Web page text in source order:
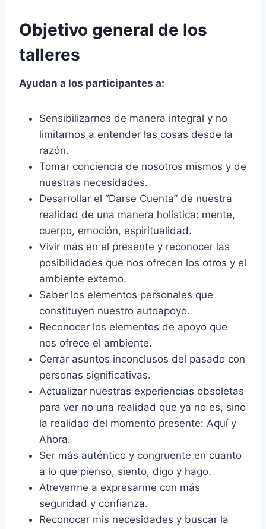
Objetivo general de los
talleres
Ayudan a los participantes a:
Sensibilizarnos de manera integral y no
limitarnos a entender las cosas desde la
razón.
Tomar conciencia de nosotros mismos y de
nuestras necesidades.
Desarrollar el “Darse Cuenta” de nuestra
realidad de una manera holística: mente,
cuerpo, emoción, espiritualidad.
Vivir más en el presente y reconocer las
posibilidades que nos ofrecen los otros y el
ambiente externo.
Saber los elementos personales que
constituyen nuestro autoapoyo.
Reconocer los elementos de apoyo que
nos ofrece el ambiente.
Cerrar asuntos inconclusos del pasado con
personas significativas.
Actualizar nuestras experiencias obsoletas
para ver no una realidad que ya no es, sino
la realidad del momento presente: Aquí y
Ahora.
Ser más auténtico y congruente en cuanto
a lo que pienso, siento, digo y hago.
Atreverme a expresarme con más
seguridad y confianza.
Reconocer mis necesidades y buscar la